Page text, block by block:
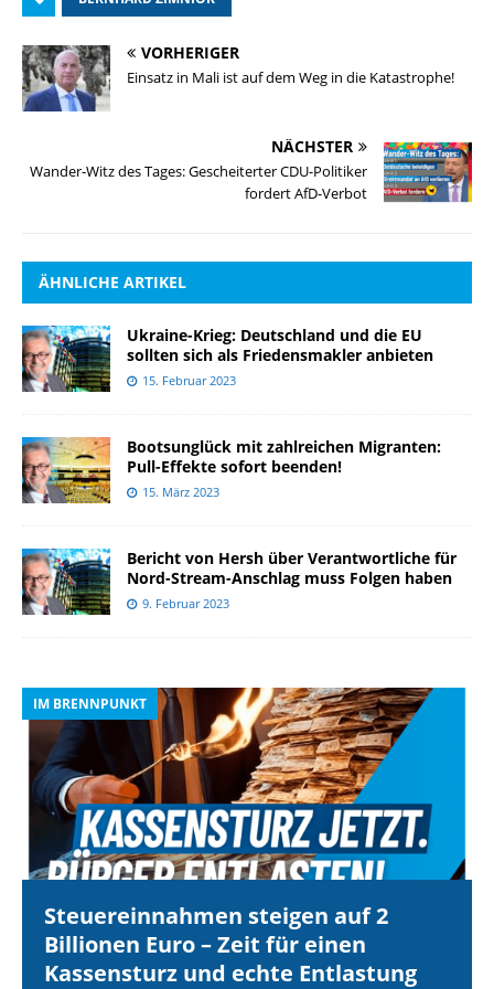
VORHERIGER
Einsatz in Mali ist auf dem Weg in die Katastrophe!
NÄCHSTER
Wander-Witz des Tages: Gescheiterter CDU-Politiker
fordert AfD-Verbot
ÄHNLICHE ARTIKEL
Ukraine-Krieg: Deutschland und die EU
sollten sich als Friedensmakler anbieten
15. Februar 2023
Bootsunglück mit zahlreichen Migranten:
Pull-Effekte sofort beenden!
15. März 2023
Bericht von Hersh über Verantwortliche für
Nord-Stream-Anschlag muss Folgen haben
9. Februar 2023
IM BRENNPUNKT
Steuereinnahmen steigen auf 2
Billionen Euro – Zeit für einen
Kassensturz und echte Entlastung